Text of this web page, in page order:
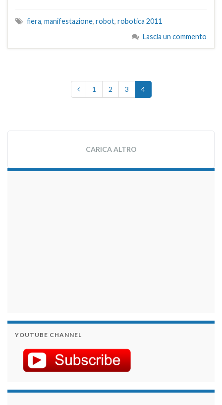
fiera, manifestazione, robot, robotica 2011
Lascia un commento
1 2 3 4
CARICA ALTRO
YOUTUBE CHANNEL